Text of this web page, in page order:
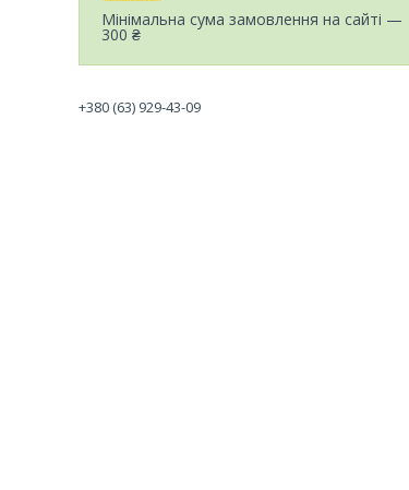
Мінімальна сума замовлення на сайті —
300 ₴
+380 (63) 929-43-09